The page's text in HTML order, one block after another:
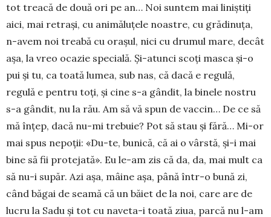
tot treacă de două ori pe an… Noi suntem mai liniștiți
aici, mai retrași, cu animăluțele noastre, cu grădinuța,
n-avem noi treabă cu orașul, nici cu drumul mare, decât
așa, la vreo ocazie specială. Și-atunci scoți masca și-o
pui și tu, ca toată lumea, sub nas, că dacă e regulă,
regulă e pentru toți, și cine s-a gândit, la binele nostru
s-a gândit, nu la rău. Am să vă spun de vac­cin… De ce să
mă înțep, dacă nu-mi trebuie? Pot să stau și fără… Mi-or
mai spus nepoții: «Du-te, bunică, că ai o vârstă, și-i mai
bine să fii protejată». Eu le-am zis că da, da, mai mult ca
să nu-i supăr. Azi așa, mâine așa, până într-o bună zi,
când băgai de seamă că un băiet de la noi, care are de
lucru la Sadu și tot cu naveta-i toată ziua, parcă nu l-am